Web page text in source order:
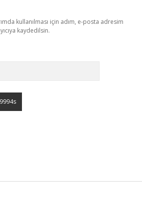
kullanılması için adım, e-posta adresim
kaydedilsin.